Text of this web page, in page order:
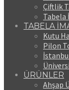
Çiftlik
Tabela
TABELA
Kutu
Pilon
ÜRÜNLER
Ahşap